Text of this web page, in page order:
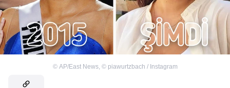
© AP/East News, © piawurtzbach / Instagram